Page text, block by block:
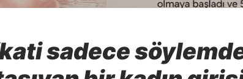
sadece